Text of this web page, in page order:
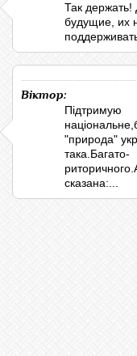
Так
будущие, их
Віктор:
Підтримую
"природа"
така.Багато-
сказана:...